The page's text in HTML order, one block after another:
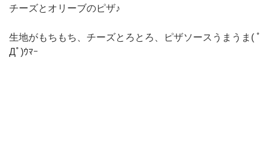
チーズとオリーブのピザ♪
生地がもちもち、チーズとろとろ、ピザソースうまうま( ﾟ
Дﾟ)ｳﾏｰ